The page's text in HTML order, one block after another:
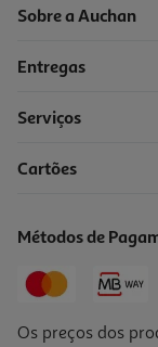
Sobre a Auchan
Entregas
Serviços
Cartões
Métodos de
Os preços dos